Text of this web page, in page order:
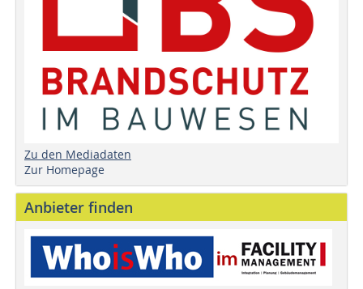
Zu den Mediadaten
Zur Homepage
Anbieter finden